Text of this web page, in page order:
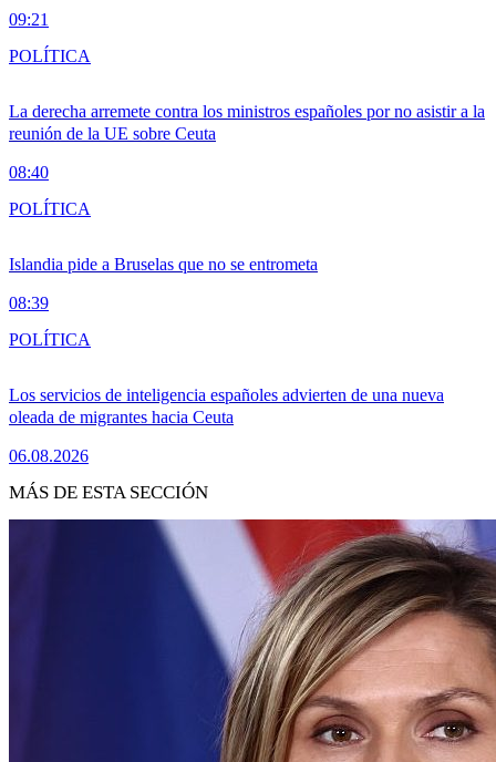
09:21
La derecha arremete contra los ministros españoles por no asistir a la
reunión de la UE sobre Ceuta
08:40
POLÍTICA
Islandia pide a Bruselas que no se entrometa
08:39
POLÍTICA
Los servicios de inteligencia españoles advierten de una nueva
oleada de migrantes hacia Ceuta
06.08.2026
POLÍTICA
MÁS DE ESTA SECCIÓN